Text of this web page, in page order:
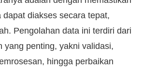
dapat diakses secara tepat,
Pengolahan data ini terdiri dari
yang penting, yakni validasi,
hingga perbaikan